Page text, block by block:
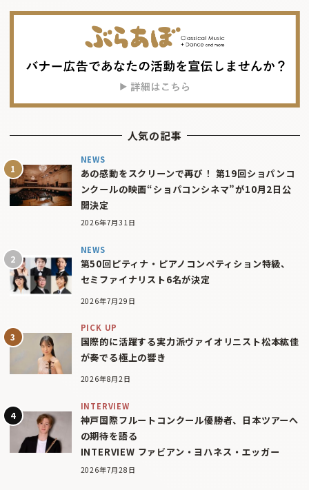
人気の記事
NEWS
あの感動をスクリーンで再び！ 第19回ショパンコ
ンクールの映画“ショパコンシネマ”が10月2日公
開決定
2026年7月31日
NEWS
第50回ピティナ・ピアノコンペティション特級、
セミファイナリスト6名が決定
2026年7月29日
PICK UP
国際的に活躍する実力派ヴァイオリニスト松本紘佳
が奏でる極上の響き
2026年8月2日
INTERVIEW
神戸国際フルートコンクール優勝者、日本ツアーへ
の期待を語る
INTERVIEW ファビアン・ヨハネス・エッガー
2026年7月28日